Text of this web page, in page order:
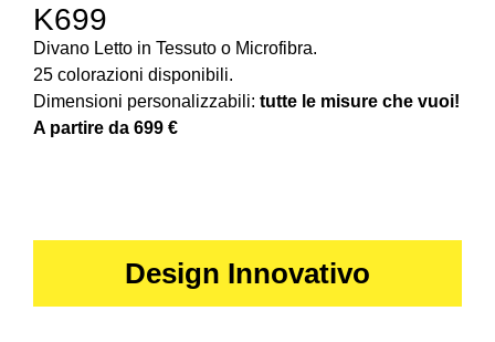
K699
Divano Letto in Tessuto o Microfibra.
25 colorazioni disponibili.
Dimensioni personalizzabili: tutte le misure che vuoi!
A partire da 699 €
Design Innovativo